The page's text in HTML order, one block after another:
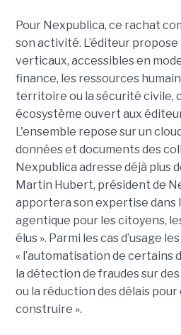
Pour Nexpublica, ce rachat
son activité. L’éditeur
verticaux, accessibles en
finance, les ressources
territoire ou la sécurité civile,
écosystème ouvert aux
L'ensemble repose sur un
données et documents des
Nexpublica adresse déjà plus
Martin Hubert, président de
apportera son expertise dans
agentique pour les citoyens,
élus ». Parmi les cas d’usage
« l’automatisation de certains
la détection de fraudes sur
ou la réduction des délais
construire ».